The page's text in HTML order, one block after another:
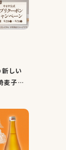
しい
麦子」